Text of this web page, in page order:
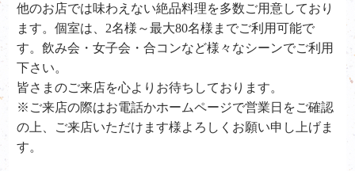
他のお店では味わえない絶品料理を多数ご用意しており
ます。個室は、2名様～最大80名様までご利用可能で
す。飲み会・女子会・合コンなど様々なシーンでご利用
下さい。
皆さまのご来店を心よりお待ちしております。
※ご来店の際はお電話かホームページで営業日をご確認
の上、ご来店いただけます様よろしくお願い申し上げま
す。